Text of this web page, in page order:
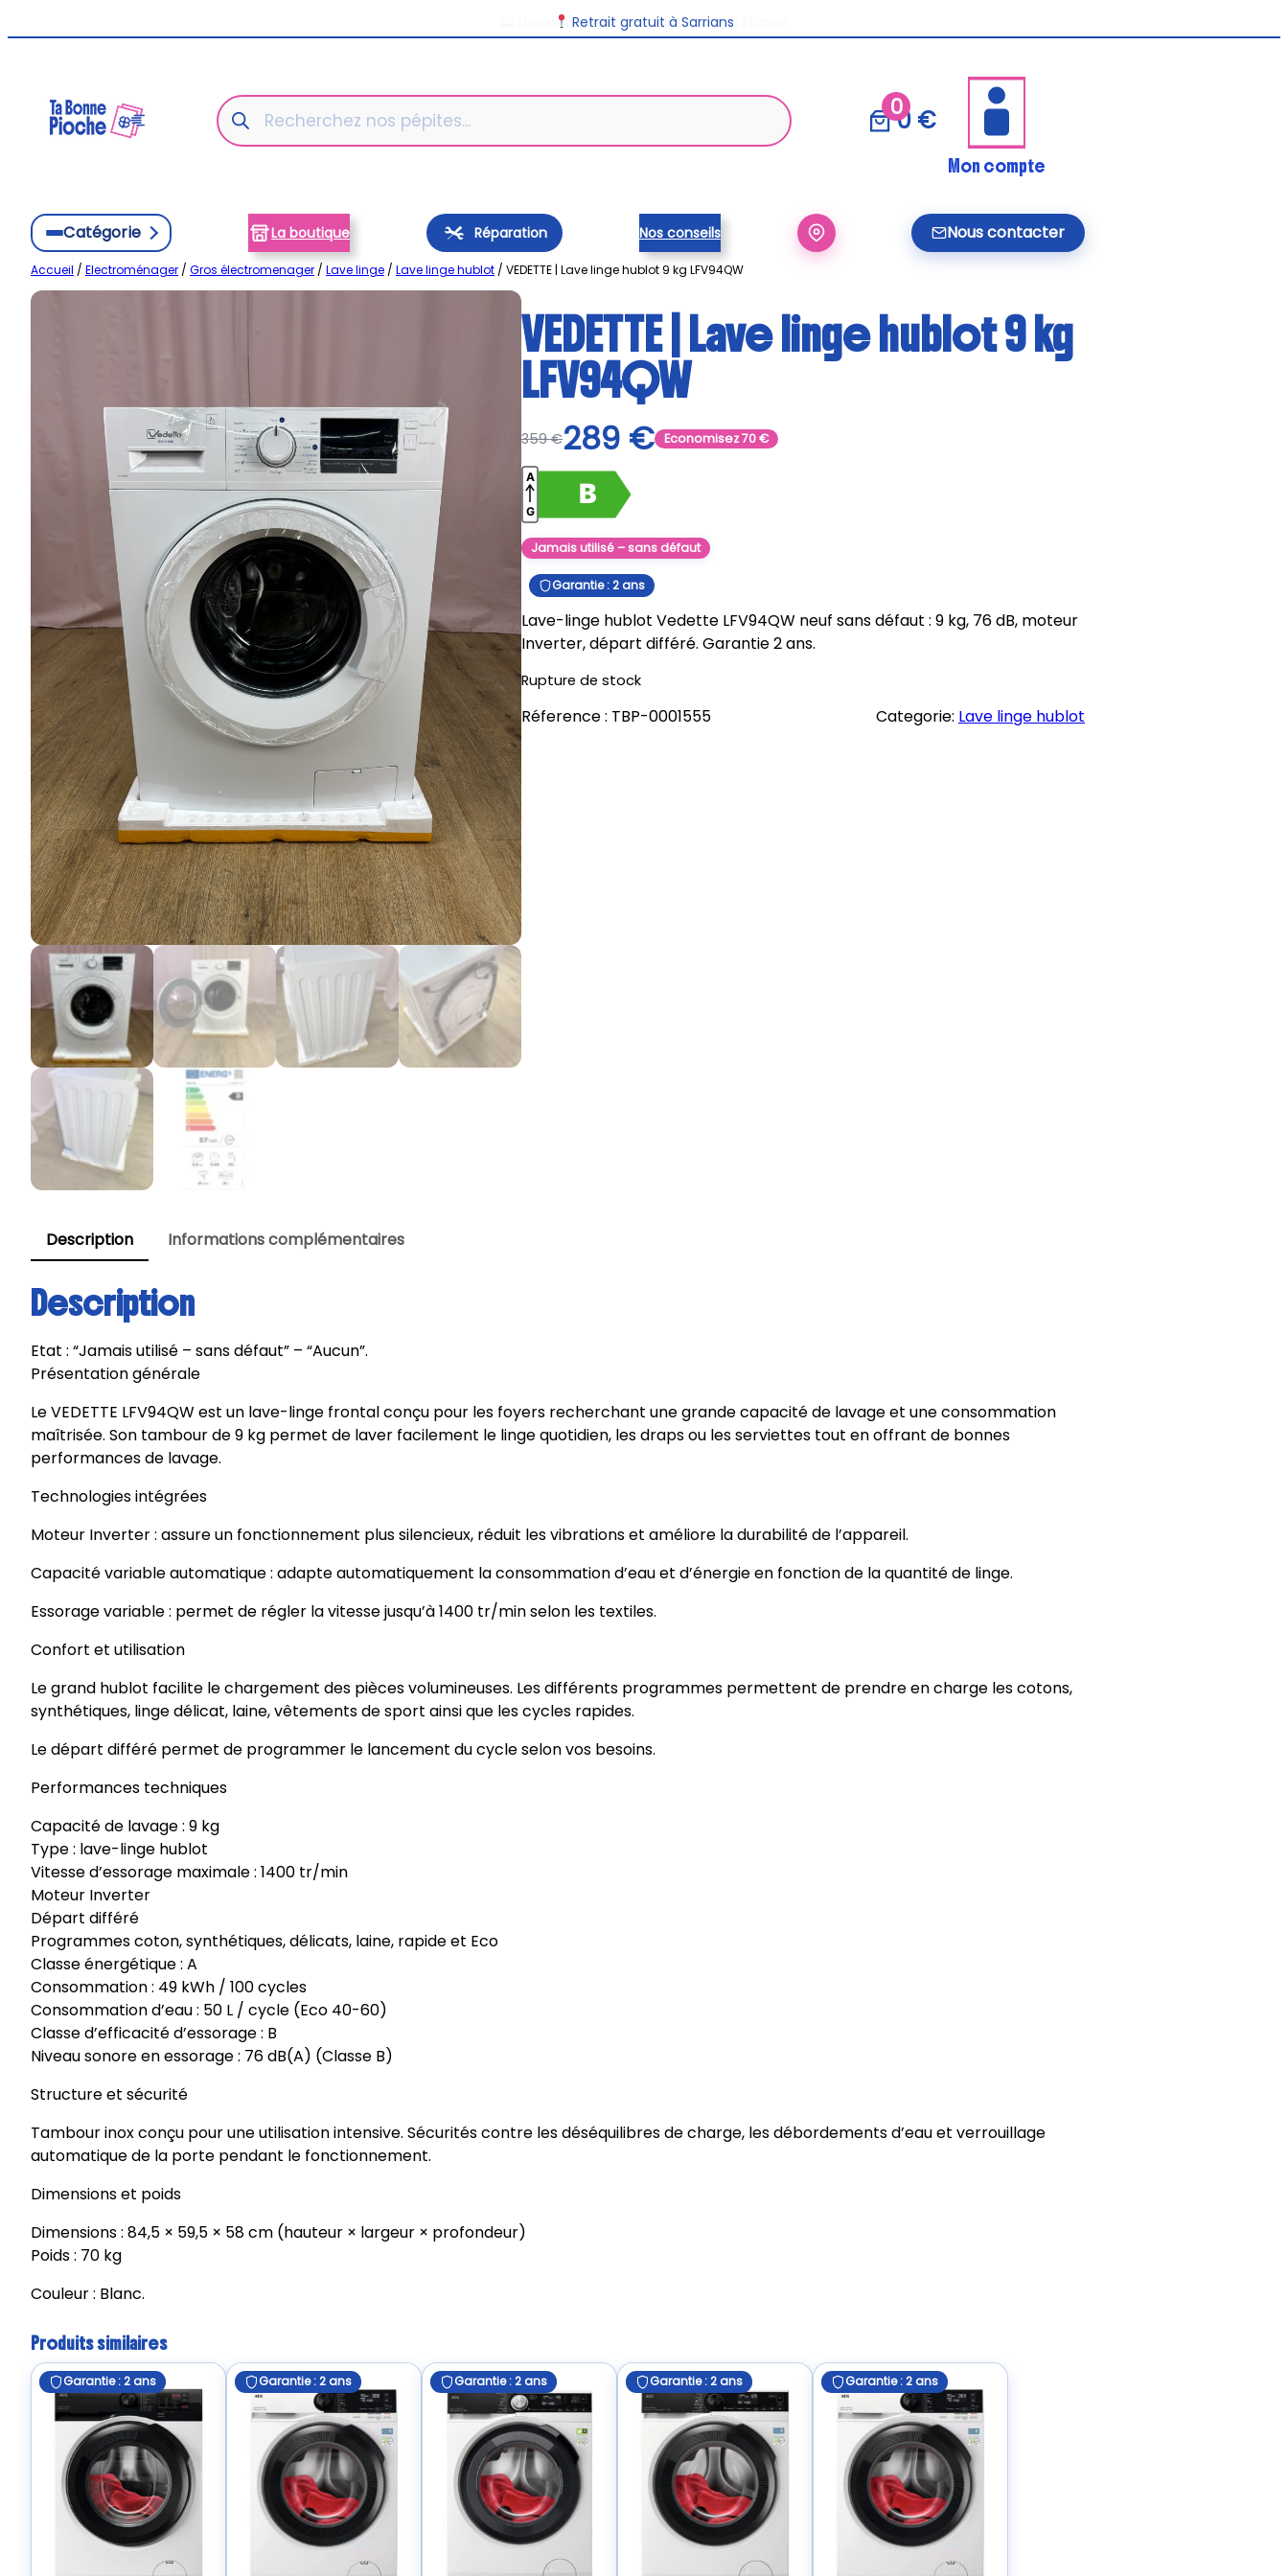
au
Livraison disponible dans toute la France
Recherche
de
produits
00 €
Mon compte
Catégorie La boutique Réparation Nous contacter
Nos conseils
Accueil / Electroménager / Gros électromenager / Lave linge / Lave linge hublot / VEDETTE | Lave linge hublot 9 kg LFV94QW
VEDETTE | Lave linge hublot 9 kg
LFV94QW
359€289 € Economisez70€
Jamais utilisé – sans défaut
Garantie : 2 ans
Lave-linge hublot Vedette LFV94QW neuf sans défaut : 9 kg, 76 dB, moteur
Inverter, départ différé. Garantie 2 ans.
Rupture de stock
Réference : TBP-0001555 Categorie: Lave linge hublot
Description Informations complémentaires
Description
Etat : “Jamais utilisé – sans défaut” – “Aucun”.
Présentation générale
Le VEDETTE LFV94QW est un lave-linge frontal conçu pour les foyers recherchant une grande capacité de lavage et une consommation
maîtrisée. Son tambour de 9 kg permet de laver facilement le linge quotidien, les draps ou les serviettes tout en offrant de bonnes
performances de lavage.
Technologies intégrées
Moteur Inverter : assure un fonctionnement plus silencieux, réduit les vibrations et améliore la durabilité de l’appareil.
Capacité variable automatique : adapte automatiquement la consommation d’eau et d’énergie en fonction de la quantité de linge.
Essorage variable : permet de régler la vitesse jusqu’à 1400 tr/min selon les textiles.
Confort et utilisation
Le grand hublot facilite le chargement des pièces volumineuses. Les différents programmes permettent de prendre en charge les cotons,
synthétiques, linge délicat, laine, vêtements de sport ainsi que les cycles rapides.
Le départ différé permet de programmer le lancement du cycle selon vos besoins.
Performances techniques
Capacité de lavage : 9 kg
Type : lave-linge hublot
Vitesse d’essorage maximale : 1400 tr/min
Moteur Inverter
Départ différé
Programmes coton, synthétiques, délicats, laine, rapide et Eco
Classe énergétique : A
Consommation : 49 kWh / 100 cycles
Consommation d’eau : 50 L / cycle (Eco 40-60)
Classe d’efficacité d’essorage : B
Niveau sonore en essorage : 76 dB(A) (Classe B)
Structure et sécurité
Tambour inox conçu pour une utilisation intensive. Sécurités contre les déséquilibres de charge, les débordements d’eau et verrouillage
automatique de la porte pendant le fonctionnement.
Dimensions et poids
Dimensions : 84,5 × 59,5 × 58 cm (hauteur × largeur × profondeur)
Poids : 70 kg
Couleur : Blanc.
Produits similaires
Garantie : 2 ans Garantie : 2 ans Garantie : 2 ans Garantie : 2 ans Garantie : 2 ans